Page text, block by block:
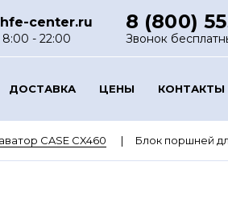
center.ru
- 22:00
8 (800)
Звонок
ДОСТАВКА ЦЕНЫ КОНТАКТЫ
CASE CX460 Блок поршней